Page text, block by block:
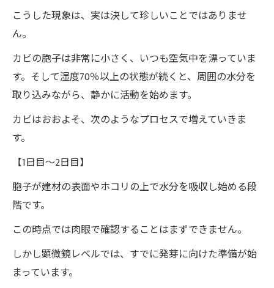
こうした現象は、実は決して珍しいことではありませ
ん。
カビの胞子は非常に小さく、いつも空気中を漂っていま
す。そして湿度70％以上の状態が続くと、周囲の水分を
取り込みながら、静かに活動を始めます。
カビはおおよそ、次のようなプロセスで増えていきま
す。
【1日目～2日目】
胞子が建材の表面やホコリの上で水分を吸収し始める段
階です。
この時点では肉眼で確認することはまずできません。
しかし顕微鏡レベルでは、すでに発芽に向けた準備が始
まっています。